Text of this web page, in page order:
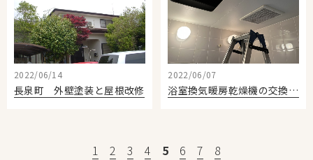
2022/06/14
長泉町 外壁塗装と屋根改修
2022/06/07
浴室換気暖房乾燥機の交換 沼津市のお客様
1 2 3 4 5 6 7 8